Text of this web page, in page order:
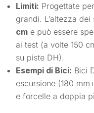
Limiti: Progettate
grandi. L’altezza dei
cm e può essere
ai test (a volte 150
su piste DH).
Esempi di Bici: Bici
escursione (180
e forcelle a doppia